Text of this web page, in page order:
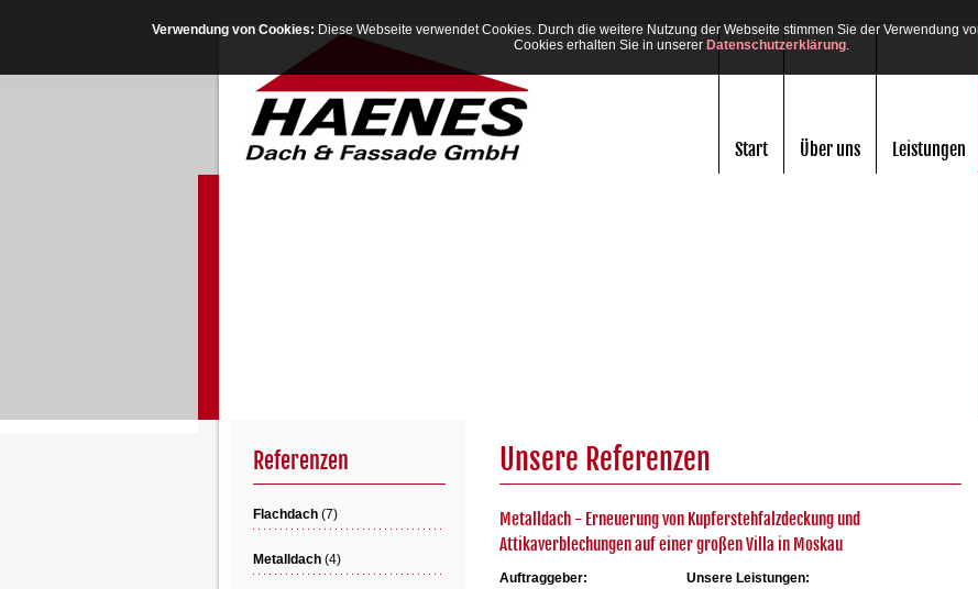
Verwendung von Cookies: Diese Webseite verwendet Cookies. Durch die weitere Nutzung der Webseite stimmen Sie der Verwendung
Cookies erhalten Sie in unserer Datenschutzerklärung.
Start Über uns Leistungen
Referenzen
Flachdach(7)
Metalldach(4)
Unsere Referenzen
Metalldach - Erneuerung von Kupferstehfalzdeckung und
Attikaverblechungen auf einer großen Villa in Moskau
Auftraggeber:
Unsere Leistungen: